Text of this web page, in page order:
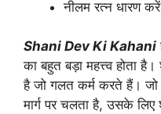
नीलम रत्न धारण
Shani Dev Ki Kahani
का बहुत बड़ा महत्त्व होता
है जो गलत कर्म करते हैं। जो
मार्ग पर चलता है, उसके